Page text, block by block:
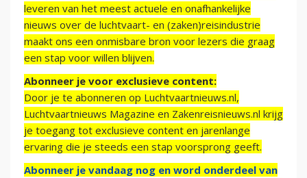
leveren van het meest actuele en onafhankelijke
nieuws over de luchtvaart- en (zaken)reisindustrie
maakt ons een onmisbare bron voor lezers die graag
een stap voor willen blijven.
Abonneer je voor exclusieve content:
Door je te abonneren op Luchtvaartnieuws.nl,
Luchtvaartnieuws Magazine en Zakenreisnieuws.nl krijg
je toegang tot exclusieve content en jarenlange
ervaring die je steeds een stap voorsprong geeft.
Abonneer je vandaag nog en word onderdeel van